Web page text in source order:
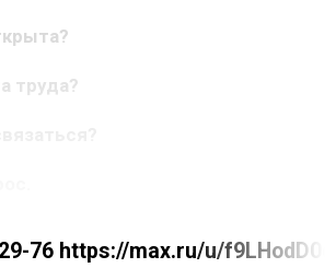
труда?
76 https://max.ru/u/